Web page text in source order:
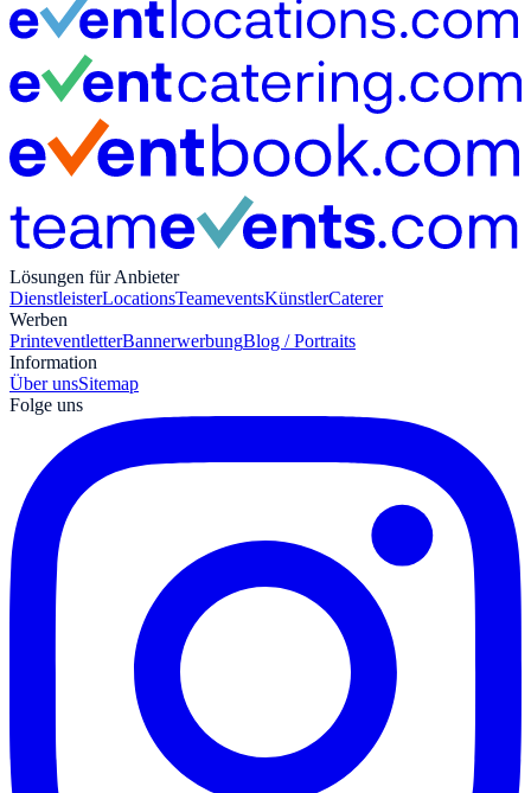
Lösungen für Anbieter
DienstleisterLocationsTeameventsKünstlerCaterer
Werben
PrinteventletterBannerwerbungBlog / Portraits
Information
Über unsSitemap
Folge uns